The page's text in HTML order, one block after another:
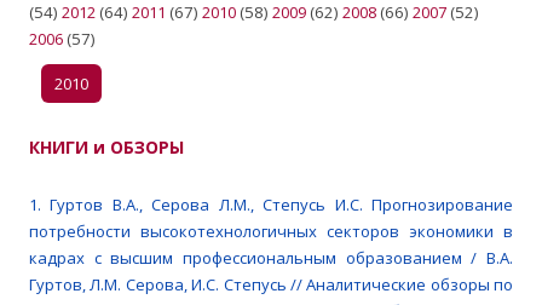
(54) 2012 (64) 2011 (67) 2010 (58) 2009 (62) 2008 (66) 2007 (52)
2006 (57)
2010
КНИГИ и ОБЗОРЫ
1. Гуртов В.А., Серова Л.М., Степусь И.C. Прогнозирование
потребности высокотехнологичных секторов экономики в
кадрах с высшим профессиональным образованием / В.А.
Гуртов, Л.М. Серова, И.C. Степусь // Аналитические обзоры по